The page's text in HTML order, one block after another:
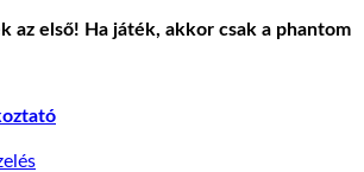
az első! Ha játék, akkor csak a phantom